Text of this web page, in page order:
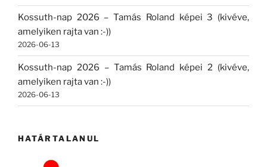
Kossuth-nap 2026 – Tamás Roland képei 3 (kivéve,
amelyiken rajta van :-))
2026-06-13
Kossuth-nap 2026 – Tamás Roland képei 2 (kivéve,
amelyiken rajta van :-))
2026-06-13
HATÁRTALANUL